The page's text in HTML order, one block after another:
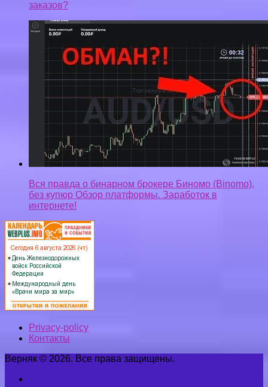
заказов?
Вся правда о бинарном брокере Биномо (Binomo),
без купюр Обзор платформы. Заработок в
интернете!
Privacy-policy
Контакты
Верняк © 2026. Все права защищены.